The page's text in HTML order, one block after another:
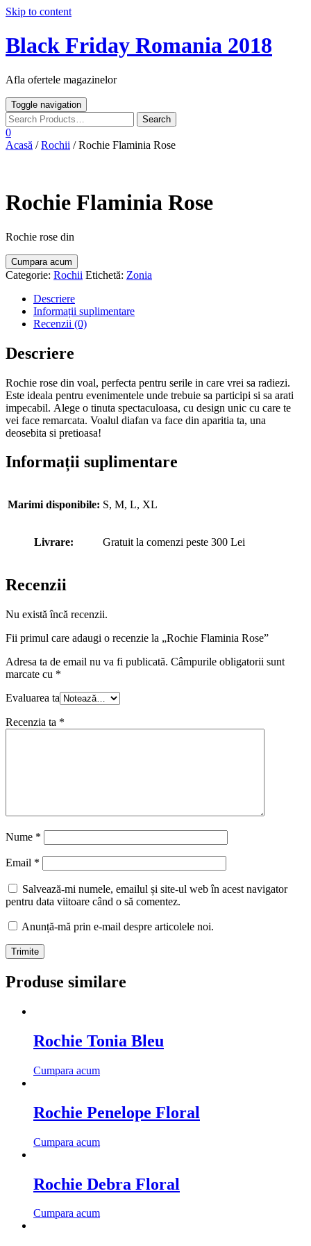
Skip to content
Black Friday Romania 2018
Afla ofertele magazinelor
Toggle navigation
0
Acasă /Rochii / Rochie Flaminia Rose
Rochie Flaminia Rose
Rochie rose din
Cumpara acum
Categorie: Rochii Etichetă: Zonia
Descriere
Informații suplimentare
Recenzii (0)
Descriere
Rochie rose din voal, perfecta pentru serile in care vrei sa radiezi.
Este ideala pentru evenimentele unde trebuie sa participi si sa arati
impecabil. Alege o tinuta spectaculoasa, cu design unic cu care te
vei face remarcata. Voalul diafan va face din aparitia ta, una
deosebita si pretioasa!
Informații suplimentare
Marimi disponibile: S, M, L, XL
Livrare: Gratuit la comenzi peste 300 Lei
Recenzii
Nu există încă recenzii.
Fii primul care adaugi o recenzie la „Rochie Flaminia Rose”
Adresa ta de email nu va fi publicată. Câmpurile obligatorii sunt
marcate cu *
Evaluarea ta
Recenzia ta *
Nume *
Email *
Salvează-mi numele, emailul și site-ul web în acest navigator
pentru data viitoare când o să comentez.
Anunță-mă prin e-mail despre articolele noi.
Produse similare
Rochie Tonia Bleu
Cumpara acum
Rochie Penelope Floral
Cumpara acum
Rochie Debra Floral
Cumpara acum